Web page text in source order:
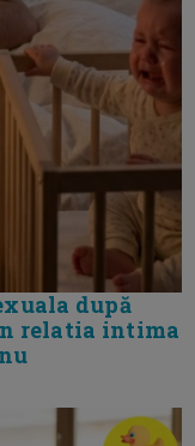
după
relatia intima